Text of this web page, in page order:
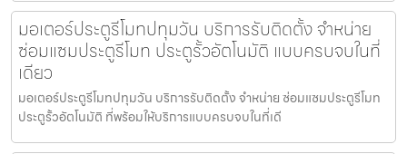
มอเตอร์ประตูรีโมทปทุมวัน บริการรับติดตั้ง จำหน่าย
ซ่อมแซมประตูรีโมท ประตูรั้วอัตโนมัติ แบบครบจบในที่
เดียว
มอเตอร์ประตูรีโมทปทุมวัน บริการรับติดตั้ง จำหน่าย ซ่อมแซมประตูรีโมท
ประตูรั้วอัตโนมัติ ที่พร้อมให้บริการแบบครบจบในที่เดี